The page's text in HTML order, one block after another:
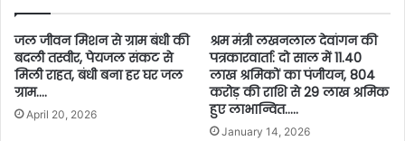
जल जीवन मिशन से ग्राम बंधी की
बदली तस्वीर, पेयजल संकट से
मिली राहत, बंधी बना हर घर जल
ग्राम….
April 20, 2026
श्रम मंत्री लखनलाल देवांगन की
पत्रकारवार्ता: दो साल में 11.40
लाख श्रमिकों का पंजीयन, 804
करोड़ की राशि से 29 लाख श्रमिक
हुए लाभान्वित…..
January 14, 2026